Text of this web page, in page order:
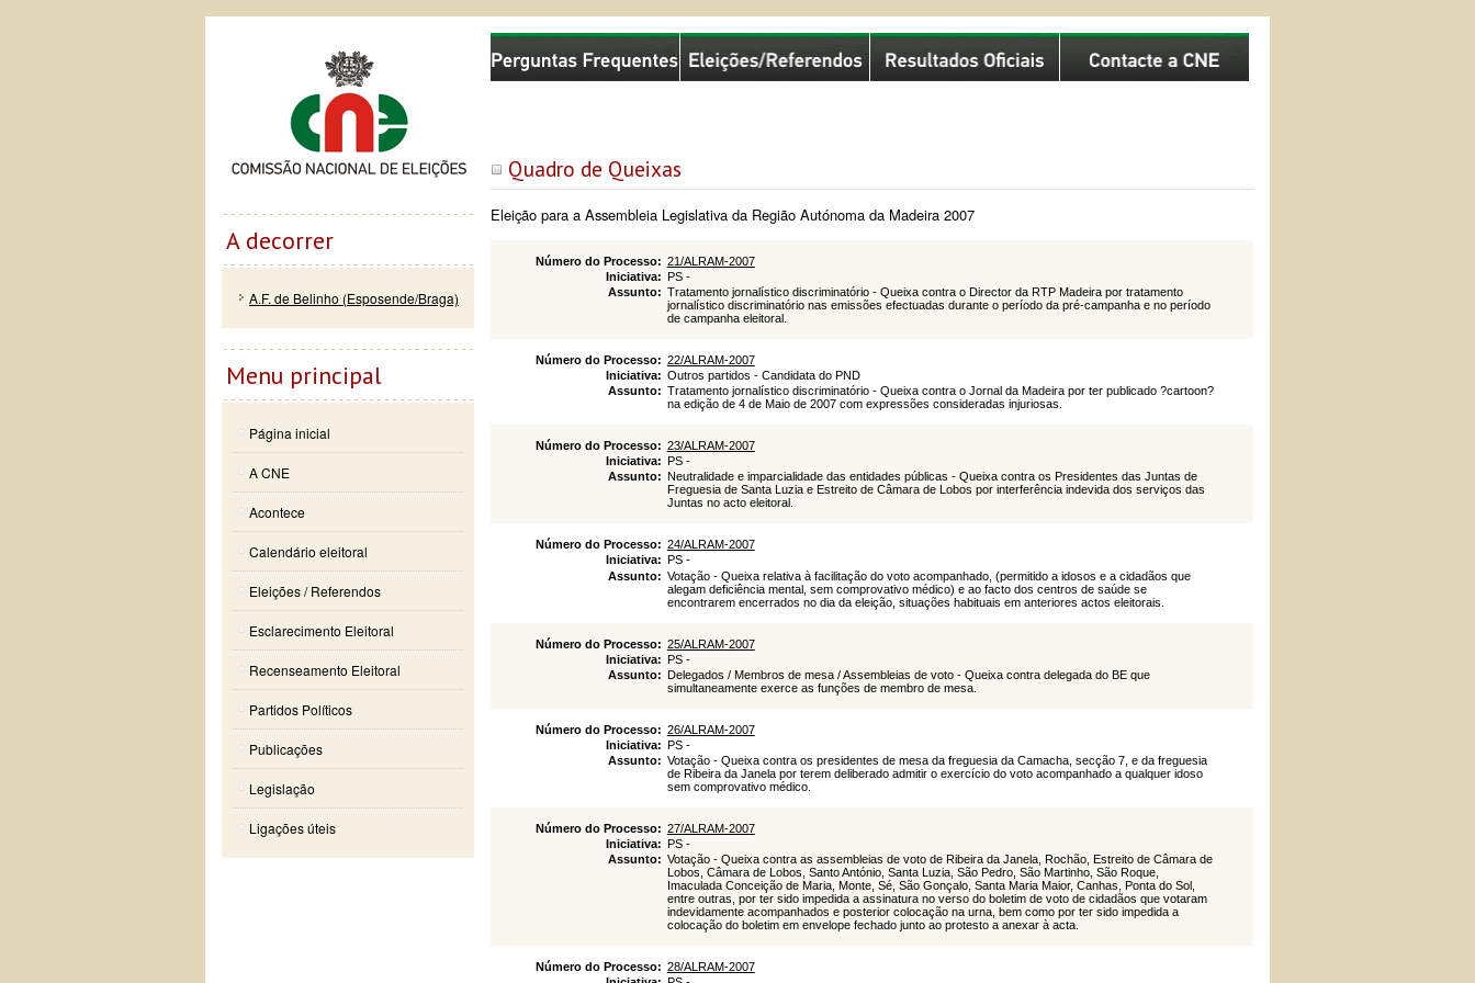
Quadro de Queixas
Eleição para a Assembleia Legislativa da Região Autónoma da Madeira 2007
Número do Processo: 21/ALRAM-2007
Iniciativa: PS -
Assunto: Tratamento jornalístico discriminatório - Queixa contra o Director da RTP Madeira por tratamento
jornalístico discriminatório nas emissões efectuadas durante o período da pré-campanha e no período
de campanha eleitoral.
Número do Processo: 22/ALRAM-2007
Iniciativa: Outros partidos - Candidata do PND
Assunto: Tratamento jornalístico discriminatório - Queixa contra o Jornal da Madeira por ter publicado ?cartoon?
na edição de 4 de Maio de 2007 com expressões consideradas injuriosas.
Número do Processo: 23/ALRAM-2007
Iniciativa:
PS -
Assunto: Neutralidade e imparcialidade das entidades públicas - Queixa contra os Presidentes das Juntas de
Freguesia de Santa Luzia e Estreito de Câmara de Lobos por interferência indevida dos serviços das
Juntas no acto eleitoral.
Número do Processo: 24/ALRAM-2007
Iniciativa:
PS -
Assunto: Votação - Queixa relativa à facilitação do voto acompanhado, (permitido a idosos e a cidadãos que
alegam deficiência mental, sem comprovativo médico) e ao facto dos centros de saúde se
encontrarem encerrados no dia da eleição, situações habituais em anteriores actos eleitorais.
Número do Processo: 25/ALRAM-2007
Iniciativa: PS -
Assunto: Delegados / Membros de mesa / Assembleias de voto - Queixa contra delegada do BE que
simultaneamente exerce as funções de membro de mesa.
Número do Processo: 26/ALRAM-2007
Iniciativa: PS -
Assunto: Votação - Queixa contra os presidentes de mesa da freguesia da Camacha, secção 7, e da freguesia
de Ribeira da Janela por terem deliberado admitir o exercício do voto acompanhado a qualquer idoso
sem comprovativo médico.
Número do Processo: 27/ALRAM-2007
Iniciativa: PS -
Assunto: Votação - Queixa contra as assembleias de voto de Ribeira da Janela, Rochão, Estreito de Câmara de
Lobos, Câmara de Lobos, Santo António, Santa Luzia, São Pedro, São Martinho, São Roque,
Imaculada Conceição de Maria, Monte, Sé, São Gonçalo, Santa Maria Maior, Canhas, Ponta do Sol,
entre outras, por ter sido impedida a assinatura no verso do boletim de voto de cidadãos que votaram
indevidamente acompanhados e posterior colocação na urna, bem como por ter sido impedida a
colocação do boletim em envelope fechado junto ao protesto a anexar à acta.
Número do Processo: 28/ALRAM-2007
Comissão Nacional de Eleições
A decorrer
A.F. de Belinho (Esposende/Braga)
Menu principal
Página inicial
A CNE
Acontece
Calendário eleitoral
Eleições / Referendos
Esclarecimento Eleitoral
Recenseamento Eleitoral
Partidos Políticos
Publicações
Legislação
Ligações úteis